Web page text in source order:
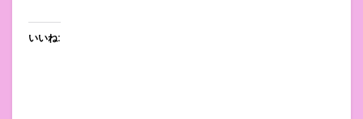
いいね: